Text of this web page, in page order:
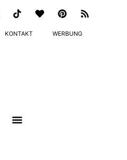
KONTAKT WERBUNG